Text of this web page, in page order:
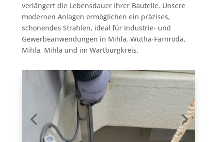
verlängert die Lebensdauer Ihrer Bauteile. Unsere
modernen Anlagen ermöglichen ein präzises,
schonendes Strahlen, ideal für Industrie- und
Gewerbeanwendungen in Mihla, Wutha-Farnroda,
Mihla, Mihla und im Wartburgkreis.